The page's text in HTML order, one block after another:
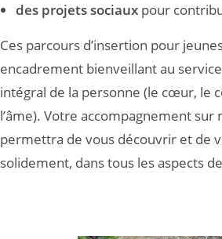
des projets sociaux pour
Ces parcours d’insertion pour
encadrement bienveillant au
intégral de la personne (le cœur, le
l’âme). Votre accompagnement sur
permettra de vous découvrir et de
solidement, dans tous les aspects